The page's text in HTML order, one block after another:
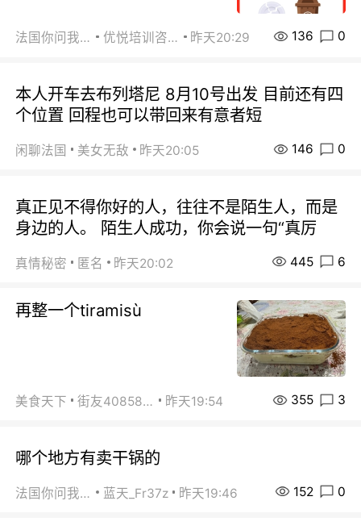
法国你问我答 优悦培训咨询 昨天20:29 136 0
本人开车去布列塔尼 8月10号出发 目前还有四
个位置 回程也可以带回来有意者短
闲聊法国 美女无敌 昨天20:05 146 0
真正见不得你好的人，往往不是陌生人，而是
身边的人。 陌生人成功，你会说一句“真厉
真情秘密 匿名 昨天20:02 445 6
再整一个tiramisù
美食天下 街友40858442 昨天19:54 355 3
哪个地方有卖干锅的
法国你问我答 蓝天_Fr37z 昨天19:46 152 0